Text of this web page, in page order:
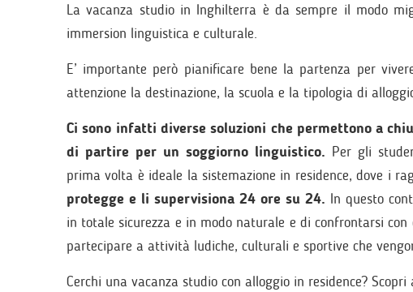
La vacanza studio in Inghilterra è da sempre il modo
immersion linguistica e culturale.
E’ importante però pianificare bene la partenza per
attenzione la destinazione, la scuola e la tipologia di
Ci sono infatti diverse soluzioni che permettono a
di partire per un soggiorno linguistico. Per gli
prima volta è ideale la sistemazione in residence, dove i
protegge e li supervisiona 24 ore su 24. In questo
in totale sicurezza e in modo naturale e di confrontarsi
partecipare a attività ludiche, culturali e sportive che
Cerchi una vacanza studio con alloggio in residence?